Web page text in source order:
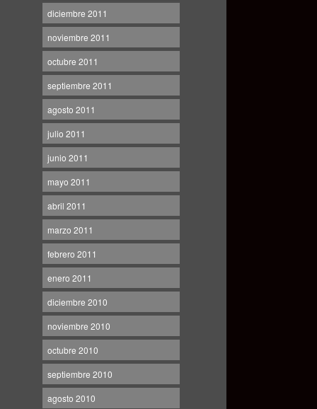
diciembre 2011
noviembre 2011
octubre 2011
septiembre 2011
agosto 2011
julio 2011
junio 2011
mayo 2011
abril 2011
marzo 2011
febrero 2011
enero 2011
diciembre 2010
noviembre 2010
octubre 2010
septiembre 2010
agosto 2010